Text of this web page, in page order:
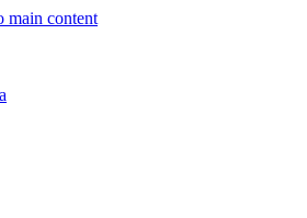
main content